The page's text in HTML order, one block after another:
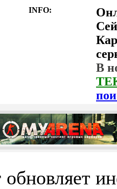
INFO:
В